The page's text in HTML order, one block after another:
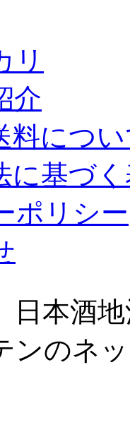
リ
介
料につ
に基づ
ポリシー
日本酒
ンのネ